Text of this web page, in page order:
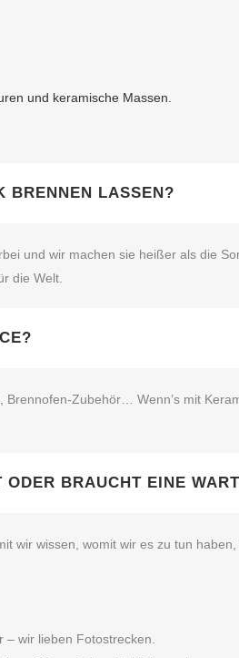
und keramische Massen.
BRENNEN LASSEN?
und wir machen sie heißer als die
die Welt.
Brennofen‑Zubehör… Wenn’s mit
ODER BRAUCHT EINE
wir wissen, womit wir es zu tun
– wir lieben Fotostrecken.